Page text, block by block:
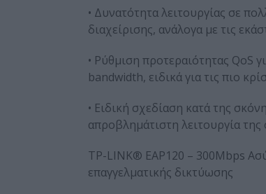
• Δυνατότητα λειτουργίας σε
διαχείρισης, ανάλογα με τις
• Ρύθμιση προτεραιότητας QoS
bandwidth, ειδικά για τις πιο
• Ειδική σχεδίαση κατά της
απροβλημάτιστη λειτουργία
TP-LINK® EAP120 – 300Mbps
επαγγελματικής δικτύωσης